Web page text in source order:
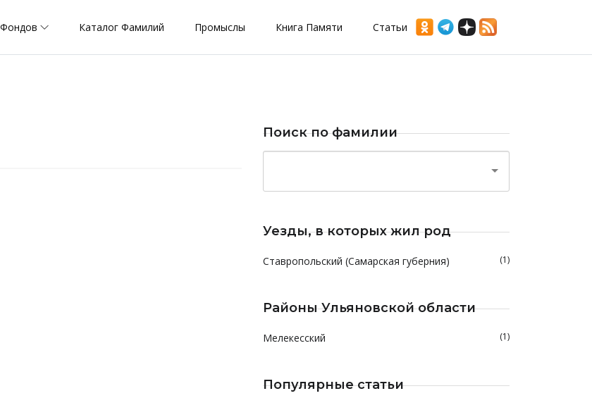
Каталог Фамилий Промыслы Книга Памяти Статьи
Поиск по фамилии
Уезды, в которых жил род
Ставропольский (Самарская губерния) (1)
Районы Ульяновской области
Мелекесский (1)
Популярные статьи